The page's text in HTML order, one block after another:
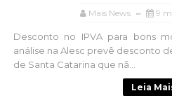
Mais News 9
Desconto no IPVA para bons
análise na Alesc prevê desconto
de Santa Catarina que nã...
Leia